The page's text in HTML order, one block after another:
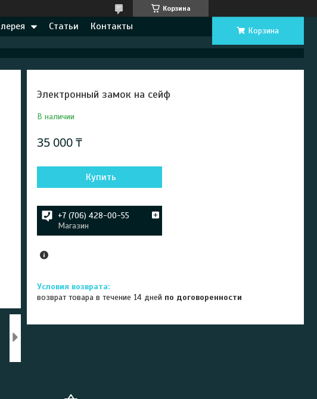
Корзина
Статьи Контакты Корзина
Электронный замок на сейф
В наличии
35 000 ₸
Купить
+7 (706) 428-00-55
Магазин
возврат товара в течение 14 дней по договоренности